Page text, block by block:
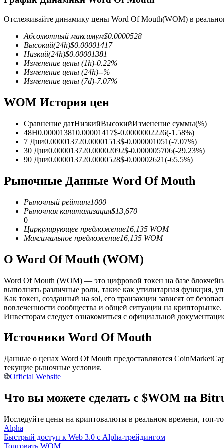
Фьючерсы на COIN-M
Криптовалютные фьючерсы
TradFi
USDC фьючерсы
Фьючерсы с использованием USDC в качестве
Копирование торговли
Отслеживайте динамику цены Word Of Mouth(WOM) в
Абсолютный максимум$0.0000528
Высокий(24h)$0.00001417
Низкий(24h)$0.00001381
Изменение цены (1h)-0.22%
Изменение цены (24h)--%
Изменение цены (7d)-7.07%
WOM История цен
Сравнение датНизкийВысокийИзменение суммы(%)
48H0.000013810.00001417$-0.0000002226(-1.58%)
7 Дни0.000013720.00001513$-0.000001051(-7.07%)
30 Дни0.000013720.00002092$-0.000005706(-29.23%)
90 Дни0.000013720.0000528$-0.00002621(-65.5%)
Рыночные Данные Word Of Mouth
Рыночный рейтинг1000+
Рыночная капитализация$13,670
0
Циркулирующее предложение16,135 WOM
Максимальное предложение16,135 WOM
О Word Of Mouth (WOM)
Word Of Mouth (WOM) — это цифровой токен на базе
выполнять различные роли, такие как утилитарная функция,
Как токен, созданный на sol, его транзакции зависят от
вовлеченности сообщества и общей ситуации на крипторынке.
Инвесторам следует ознакомиться с официальной
Источники Word Of Mouth
Данные о ценах Word Of Mouth предоставляются
текущие рыночные условия.
Official Website
Что вы можете сделать с $WOM на
Исследуйте цены на криптовалюты в реальном времени, топ-
Alpha
Быстрый доступ к Web 3.0 с Alpha-трейдингом